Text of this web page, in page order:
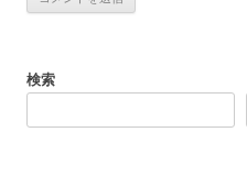
検索